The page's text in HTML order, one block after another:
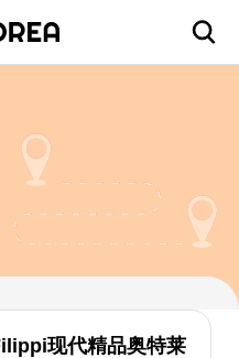
现代精品奥特莱